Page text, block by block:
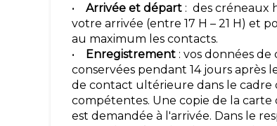
• Arrivée et départ : des créneaux
votre arrivée (entre 17 H – 21 H) et
au maximum les contacts.
•
Enregistrement : vos données
conservées pendant 14 jours
de contact ultérieure dans le cadre
compétentes. Une copie de la
est demandée à l'arrivée. Dans le